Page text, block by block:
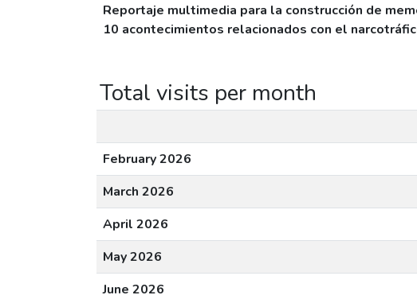
Reportaje multimedia para la construcción de
10 acontecimientos relacionados con el
Total visits per month
February 2026
March 2026
April 2026
May 2026
June 2026